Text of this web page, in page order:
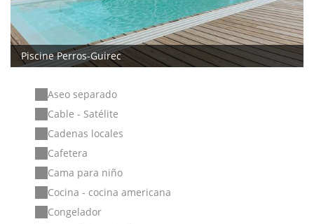
Piscine Perros-Guirec
Aseo separado
Cable - Satélite
Cadenas locales
Cafetera
Cama para niño
Cocina - cocina americana
Congelador